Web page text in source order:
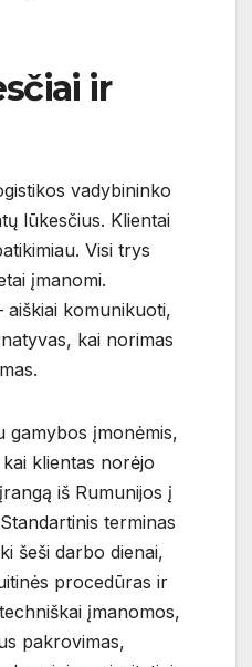
ir
vadybininko
lūkesčius. Klientai
Visi trys
įmanomi.
aiškiai komunikuoti,
kai norimas
gamybos įmonėmis,
klientas norėjo
iš Rumunijos į
terminas
šeši darbo dienai,
procedūras ir
įmanomos,
pakrovimas,